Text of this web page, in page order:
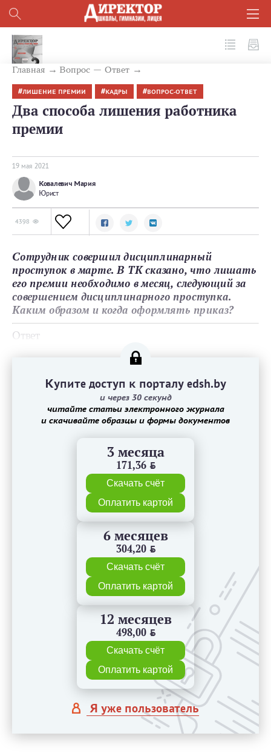
Главная Вопрос — Ответ
ЛИШЕНИЕ ПРЕМИИ КАДРЫ ВОПРОС-ОТВЕТ
Два способа лишения работника
премии
19 мая 2021
Ковалевич Мария
Юрист
4398
Сотрудник совершил дисциплинарный
проступок в марте. В ТК сказано, что лишать
его премии необходимо в месяц, следующий за
совершением дисциплинарного проступка.
Каким образом и когда оформлять приказ?
Ответ
Купите доступ к порталу edsh.by
и через 30 секунд
читайте статьи электронного журнала
и скачивайте образцы и формы документов
3 месяца
171,36 BYN
Скачать счёт
Оплатить картой
6 месяцев
304,20 BYN
Скачать счёт
Оплатить картой
12 месяцев
498,00 BYN
Скачать счёт
Оплатить картой
Я уже пользователь